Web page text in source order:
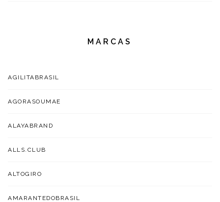
MARCAS
AGILITABRASIL
AGORASOUMAE
ALAYABRAND
ALLS.CLUB
ALTOGIRO
AMARANTEDOBRASIL